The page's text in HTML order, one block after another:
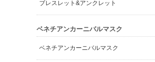
ブレスレット&アンクレット
ベネチアンカーニバルマスク
ベネチアンカーニバルマスク